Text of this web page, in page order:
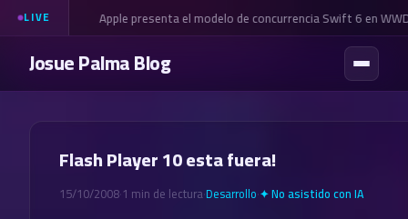
LIVE Apple presenta el modelo de concurrencia Swift 6 en
Josue Palma Blog
Flash Player 10 esta fuera!
15/10/2008·1 min de lectura·Desarrollo·✦ No asistido con IA